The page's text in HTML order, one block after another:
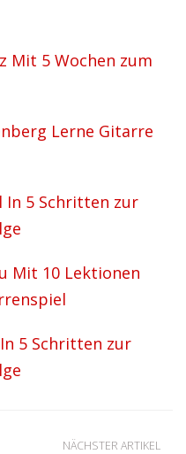
Mit 5 Wochen zum
Lerne Gitarre
In 5 Schritten zur
Mit 10 Lektionen
5 Schritten zur
NÄCHSTER ARTIKEL